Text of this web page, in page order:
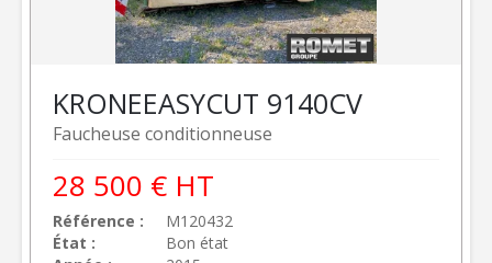
Faucheuse conditionneuse
KRONEEASYCUT 9140CV
Référence
M120432
État
Bon état
28 500 € HT